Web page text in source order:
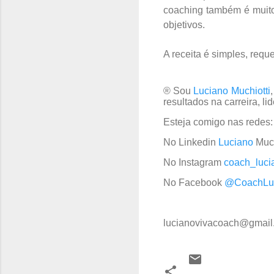
coaching também é
objetivos.
A receita é simples,
® Sou Luciano Muchiotti
resultados na carreira,
Esteja comigo nas redes:
No Linkedin Luciano
No Instagram
No Facebook